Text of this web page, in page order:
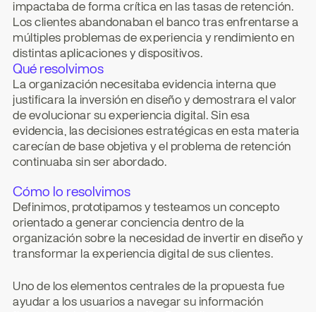
impactaba de forma crítica en las tasas de retención.
Los clientes abandonaban el banco tras enfrentarse a
múltiples problemas de experiencia y rendimiento en
distintas aplicaciones y dispositivos.
Qué resolvimos
La organización necesitaba evidencia interna que
justificara la inversión en diseño y demostrara el valor
de evolucionar su experiencia digital. Sin esa
evidencia, las decisiones estratégicas en esta materia
carecían de base objetiva y el problema de retención
continuaba sin ser abordado.
Cómo lo resolvimos
Definimos, prototipamos y testeamos un concepto
orientado a generar conciencia dentro de la
organización sobre la necesidad de invertir en diseño y
transformar la experiencia digital de sus clientes.
Uno de los elementos centrales de la propuesta fue
ayudar a los usuarios a navegar su información